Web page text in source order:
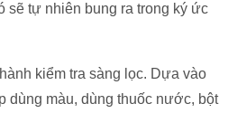
sẽ tự nhiên bung ra trong ký ức
kiểm tra sàng lọc. Dựa vào
dùng màu, dùng thuốc nước, bột